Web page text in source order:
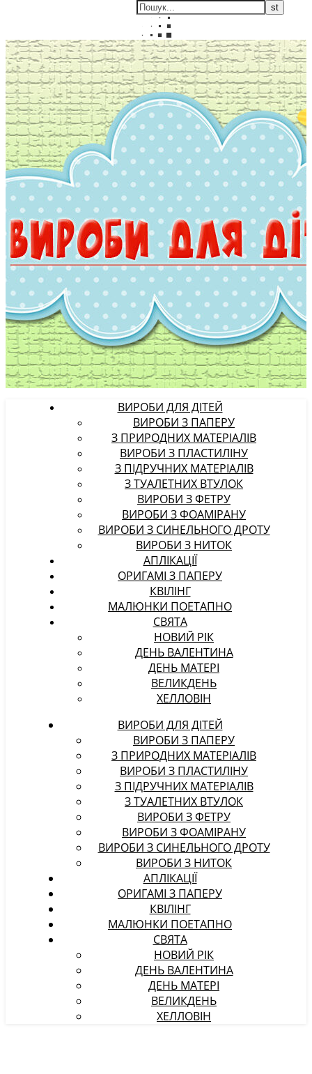
ВИРОБИ ДЛЯ ДІТЕЙ
ВИРОБИ З ПАПЕРУ
З ПРИРОДНИХ МАТЕРІАЛІВ
ВИРОБИ З ПЛАСТИЛІНУ
З ПІДРУЧНИХ МАТЕРІАЛІВ
З ТУАЛЕТНИХ ВТУЛОК
ВИРОБИ З ФЕТРУ
ВИРОБИ З ФОАМІРАНУ
ВИРОБИ З СИНЕЛЬНОГО ДРОТУ
ВИРОБИ З НИТОК
АПЛІКАЦІЇ
ОРИГАМІ З ПАПЕРУ
КВІЛІНГ
МАЛЮНКИ ПОЕТАПНО
СВЯТА
НОВИЙ РІК
ДЕНЬ ВАЛЕНТИНА
ДЕНЬ МАТЕРІ
ВЕЛИКДЕНЬ
ХЕЛЛОВІН
ВИРОБИ ДЛЯ ДІТЕЙ
ВИРОБИ З ПАПЕРУ
З ПРИРОДНИХ МАТЕРІАЛІВ
ВИРОБИ З ПЛАСТИЛІНУ
З ПІДРУЧНИХ МАТЕРІАЛІВ
З ТУАЛЕТНИХ ВТУЛОК
ВИРОБИ З ФЕТРУ
ВИРОБИ З ФОАМІРАНУ
ВИРОБИ З СИНЕЛЬНОГО ДРОТУ
ВИРОБИ З НИТОК
АПЛІКАЦІЇ
ОРИГАМІ З ПАПЕРУ
КВІЛІНГ
МАЛЮНКИ ПОЕТАПНО
СВЯТА
НОВИЙ РІК
ДЕНЬ ВАЛЕНТИНА
ДЕНЬ МАТЕРІ
ВЕЛИКДЕНЬ
ХЕЛЛОВІН